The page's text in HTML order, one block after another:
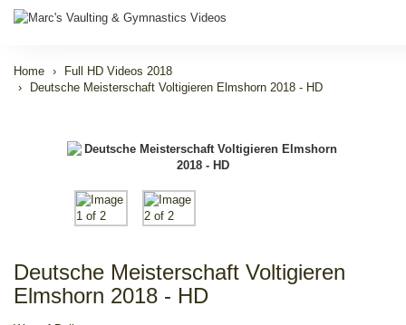
Home
Full HD Videos 2018
Deutsche Meisterschaft Voltigieren Elmshorn 2018 - HD
Deutsche Meisterschaft Voltigieren
Elmshorn 2018 - HD